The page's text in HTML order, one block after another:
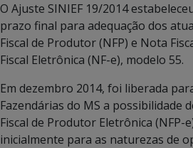
O Ajuste SINIEF 19/2014
prazo final para adequação dos
Fiscal de Produtor (NFP) e Nota
Fiscal Eletrônica (NF-e), modelo 55.
Em dezembro 2014, foi liberada
Fazendárias do MS a possibilidade
Fiscal de Produtor Eletrônica (NFP-
inicialmente para as naturezas de